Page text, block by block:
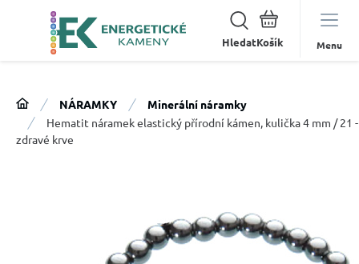
Hledat Menu
NÁRAMKY
Minerální náramky
Hematit náramek elastický přírodní kámen, kulička 4 mm / 21
zdravé krve